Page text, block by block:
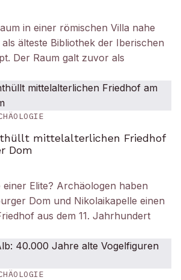
in einer römischen Villa nahe
älteste Bibliothek der Iberischen
Der Raum galt zuvor als
mittelalterlichen Friedhof
Dom
einer Elite? Archäologen haben
Dom und Nikolaikapelle einen
aus dem 11. Jahrhundert